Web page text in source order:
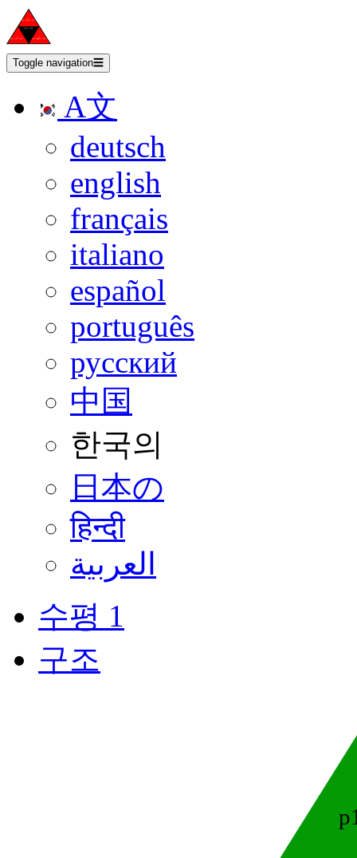
Toggle navigation☰
A文
deutsch
english
français
italiano
español
português
русский
中国
한국의
日本の
हिन्दी
العربية
수평 1
구조